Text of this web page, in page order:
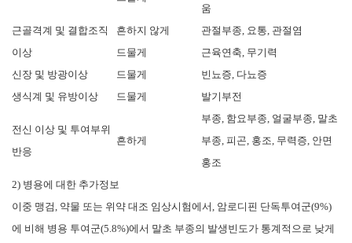
움
근골격계 및 결합조직
이상
흔하지 않게
관절부종, 요통, 관절염
드물게
근육연축, 무기력
신장 및 방광이상
드물게
빈뇨증, 다뇨증
생식계 및 유방이상
드물게 발기부전
전신 이상 및 투여부위
반응
흔하게
부종, 함요부종, 얼굴부종, 말초
부종, 피곤, 홍조, 무력증, 안면
홍조
2) 병용에 대한 추가정보
이중 맹검, 약물 또는 위약 대조 임상시험에서, 암로디핀 단독투여군(9%)
에 비해 병용 투여군(5.8%)에서 말초 부종의 발생빈도가 통계적으로 낮게